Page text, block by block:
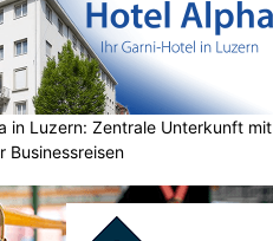
in Luzern: Zentrale Unterkunft mit
Businessreisen